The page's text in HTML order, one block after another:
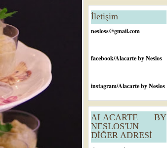
İletişim
nesloss@gmail.com
facebook/Alacarte by Neslos
instagram/Alacarte by Neslos
ALACARTE BY
NESLOS'UN
DİĞER ADRESİ